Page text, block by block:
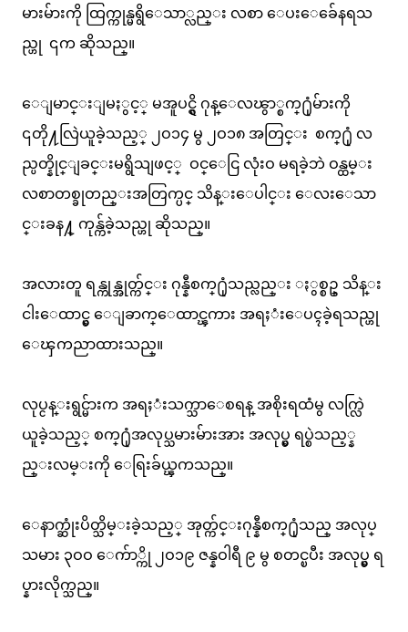
မားမ်ားကို ထြက္ကုန္မရွိေသာ္လည္း လစာ ေပးေခ်ေနရသ
ည္ဟု ၎က ဆိုသည္။
ေျမာင္းျမႏွင့္ မအူပင္ရွိ ဂုန္ေလၽွာ္စက္႐ုံမ်ားကို
၎တို႔လြဲယူခဲ့သည့္ ၂ဝ၁၄ မွ ၂ဝ၁၈ အတြင္း စက္႐ုံ လ
ည္ပတ္နိုင္ျခင္းမရွိသျဖင့္ ဝင္ေငြ လုံးဝ မရခဲ့ဘဲ ဝန္ထမ္း
လစာတစ္ခုတည္းအတြက္ပင္ သိန္းေပါင္း ေလးေသာ
င္းခန႔္ ကုန္က်ခဲ့သည္ဟု ဆိုသည္။
အလားတူ ရန္ကုန္အုတ္က်င္း ဂုန္နီစက္႐ုံသည္လည္း ႏွစ္စဥ္ သိန္း
ငါးေထာင္မွ ေျခာက္ေထာင္ၾကား အရႈံးေပၚခဲ့ရသည္ဟု
ေၾကညာထားသည္။
လုပ္ငန္းရွင္မ်ားက အရႈံးသက္သာေစရန္ အစိုးရထံမွ လက္လြဲ
ယူခဲ့သည့္ စက္႐ုံအလုပ္သမားမ်ားအား အလုပ္မွ ရပ္စဲသည့္န
ည္းလမ္းကို ေရြးခ်ယ္ၾကသည္။
ေနာက္ဆုံးပိတ္သိမ္းခဲ့သည့္ အုတ္က်င္းဂုန္နီစက္႐ုံသည္ အလုပ္
သမား ၃ဝဝ ေက်ာ္ကို ၂ဝ၁၉ ဇန္နဝါရီ ၉ မွ စတင္ၿပီး အလုပ္မွ ရ
ပ္နားလိုက္သည္။